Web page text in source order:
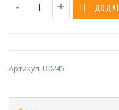
Артикул: D0245